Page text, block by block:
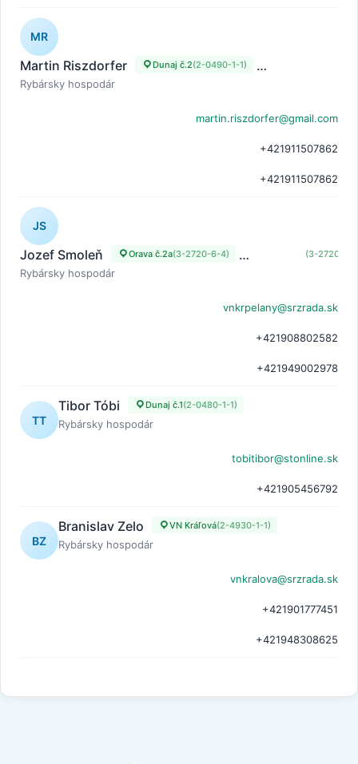
MR
Martin Riszdorfer Dunaj č.2(2-0490-1-1)
Rybársky hospodár
martin.riszdorfer@gmail.com
+421911507862
+421911507862
JS
Jozef Smoleň Orava č.2a(3-2720-6-4) (3-2720-6-
Rybársky hospodár
vnkrpelany@srzrada.sk
+421908802582
+421949002978
TT
Tibor Tóbi Dunaj č.1(2-0480-1-1)
Rybársky hospodár
tobitibor@stonline.sk
+421905456792
BZ
Branislav Zelo VN Kráľová(2-4930-1-1)
Rybársky hospodár
vnkralova@srzrada.sk
+421901777451
+421948308625